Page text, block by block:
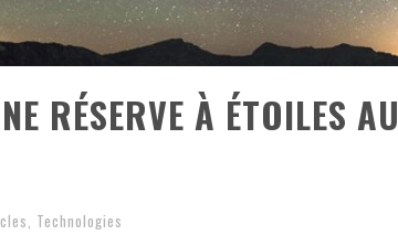
RÉSERVE À ÉTOILES AU
, Technologies